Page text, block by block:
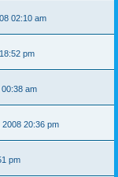
02:10 am
pm
am
20:36 pm
pm